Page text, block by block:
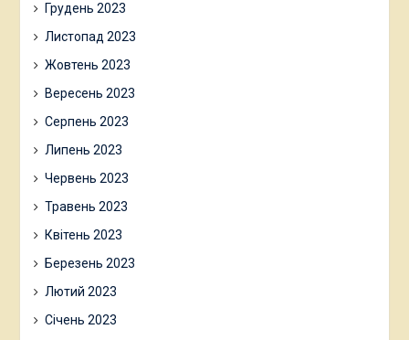
Грудень 2023
Листопад 2023
Жовтень 2023
Вересень 2023
Серпень 2023
Липень 2023
Червень 2023
Травень 2023
Квітень 2023
Березень 2023
Лютий 2023
Січень 2023